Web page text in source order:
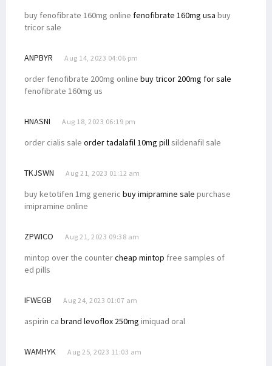
buy fenofibrate 160mg online fenofibrate 160mg usa buy
tricor sale
ANPBYR Aug 14, 2023 04:06 pm
order fenofibrate 200mg online buy tricor 200mg for sale
fenofibrate 160mg us
HNASNI Aug 18, 2023 06:19 pm
order cialis sale order tadalafil 10mg pillsildenafil sale
TKJSWN Aug 21, 2023 01:12 am
buy ketotifen 1mg generic buy imipramine sale purchase
imipramine online
ZPWICO Aug 21, 2023 09:38 am
mintop over the countercheap mintop free samples of
ed pills
IFWEGB Aug 24, 2023 01:07 am
aspirin ca brand levoflox 250mg imiquad oral
WAMHYK Aug 25, 2023 11:03 am